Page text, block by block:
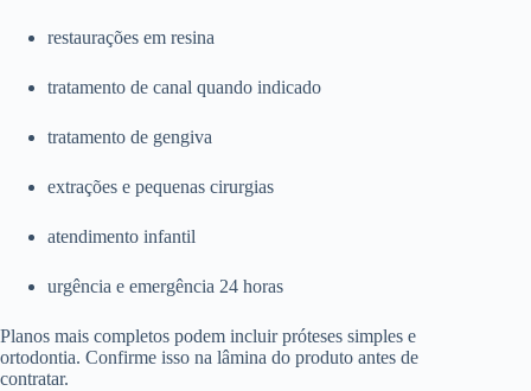
restaurações em resina
tratamento de canal quando indicado
tratamento de gengiva
extrações e pequenas cirurgias
atendimento infantil
urgência e emergência 24 horas
Planos mais completos podem incluir próteses simples e
ortodontia. Confirme isso na lâmina do produto antes de
contratar.